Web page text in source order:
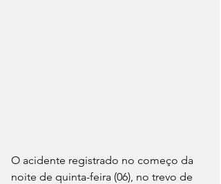
O acidente registrado no começo da
noite de quinta-feira (06), no trevo de